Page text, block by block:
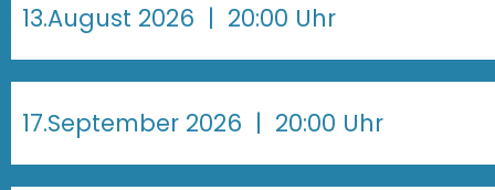
13.August 2026 | 20:00 Uhr
17.September 2026 | 20:00 Uhr